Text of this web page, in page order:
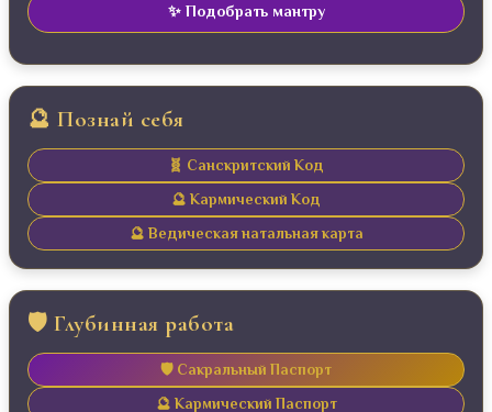
✨ Подобрать мантру
🔮 Познай себя
🧬 Санскритский Код
🔮 Кармический Код
🔮 Ведическая натальная карта
🛡️ Глубинная работа
🛡️ Сакральный Паспорт
🔮 Кармический Паспорт